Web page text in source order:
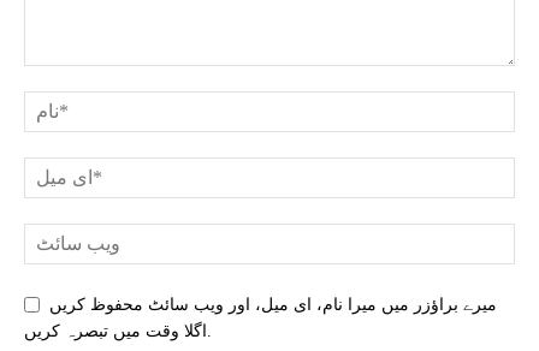
میرے براؤزر میں میرا نام، ای میل، اور ویب سائٹ محفوظ کریں